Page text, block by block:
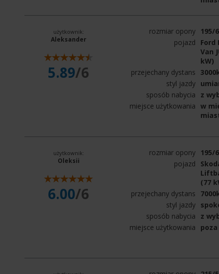
użytkownik:
Aleksander
5.89/6
rozmiar opony 195/
pojazd
Ford
Van
kW)
przejechany dystans
styl jazdy
sposób nabycia
z
miejsce użytkowania w
użytkownik:
Oleksii
6.00/6
rozmiar opony 195/
pojazd
(77
przejechany dystans
styl jazdy
sposób nabycia
z
miejsce użytkowania